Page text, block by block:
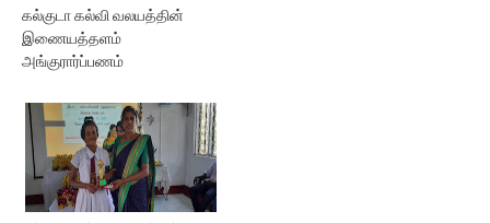
கல்குடா கல்வி வலயத்தின்
இணையத்தளம்
அங்குரார்ப்பணம்